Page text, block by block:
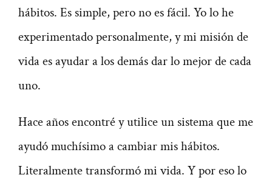
hábitos. Es simple, pero no es fácil. Yo lo he
experimentado personalmente, y mi misión de
vida es ayudar a los demás dar lo mejor de cada
uno.
Hace años encontré y utilice un sistema que me
ayudó muchísimo a cambiar mis hábitos.
Literalmente transformó mi vida. Y por eso lo